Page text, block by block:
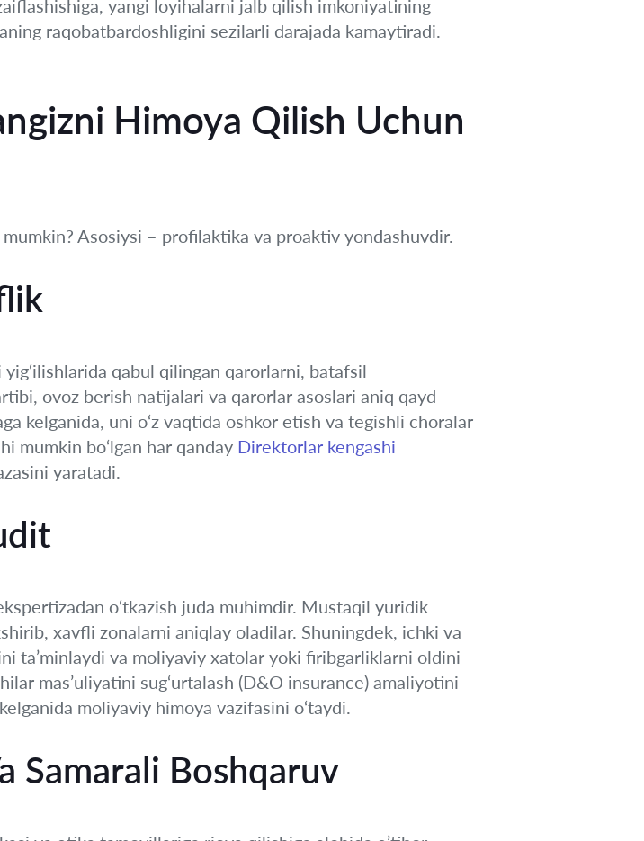
yangi loyihalarni jalb qilish imkoniyatining
raqobatbardoshligini sezilarli darajada kamaytiradi.
Himoya Qilish Uchun
Asosiysi – profilaktika va proaktiv yondashuvdir.
qabul qilingan qarorlarni, batafsil
ovoz berish natijalari va qarorlar asoslari aniq qayd
kelganida, uni o‘z vaqtida oshkor etish va tegishli choralar
mumkin bo‘lgan har qanday Direktorlar kengashi
yaratadi.
o‘tkazish juda muhimdir. Mustaqil yuridik
xavfli zonalarni aniqlay oladilar. Shuningdek, ichki va
ta’minlaydi va moliyaviy xatolar yoki firibgarliklarni oldini
mas’uliyatini sug‘urtalash (D&O insurance) amaliyotini
moliyaviy himoya vazifasini o‘taydi.
Samarali Boshqaruv